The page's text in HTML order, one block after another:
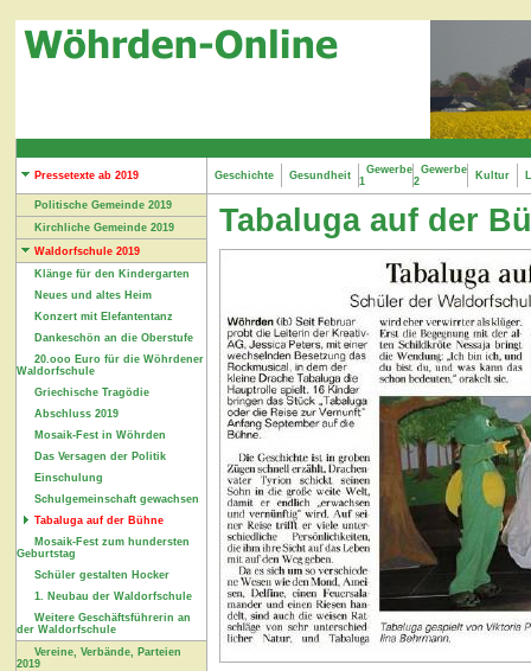
Pressetexte ab 2019 Geschichte Gesundheit
Gewerbe
1
Gewerbe
2
Kultur
Politische Gemeinde 2019
Kirchliche Gemeinde 2019
Waldorfschule 2019
Klänge für den Kindergarten
Neues und altes Heim
Konzert mit Elefantentanz
Dankeschön an die Oberstufe
20.ooo Euro für die Wöhrdener
Waldorfschule
Griechische Tragödie
Abschluss 2019
Mosaik-Fest in Wöhrden
Das Versagen der Politik
Einschulung
Schulgemeinschaft gewachsen
Tabaluga auf der Bühne
Mosaik-Fest zum hundersten
Geburtstag
Schüler gestalten Hocker
1. Neubau der Waldorfschule
Weitere Geschäftsführerin an
der Waldorfschule
Vereine, Verbände, Parteien
2019
Tabaluga auf der